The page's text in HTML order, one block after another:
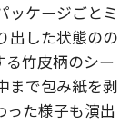
ッケージごとミ
出した状態のの
る竹皮柄のシー
まで包み紙を剥
った様子も演出